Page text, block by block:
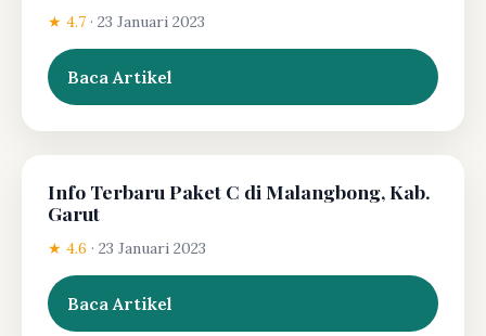
★ 4.7 · 23 Januari 2023
Baca Artikel
Info Terbaru Paket C di Malangbong, Kab.
Garut
★ 4.6 · 23 Januari 2023
Baca Artikel